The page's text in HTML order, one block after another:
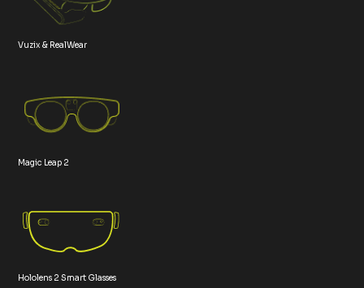
Vuzix & RealWear
Magic Leap 2
Hololens 2 Smart Glasses